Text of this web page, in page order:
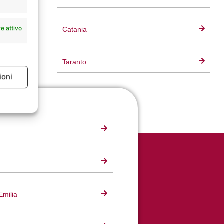
attivo
attivo
Catania
Taranto